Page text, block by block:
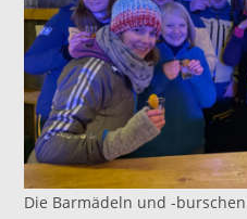
Die Barmädeln und -